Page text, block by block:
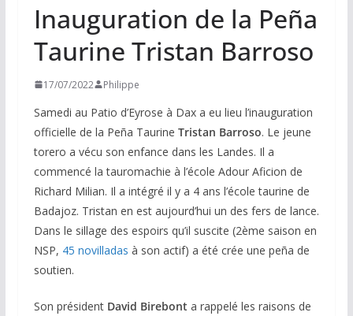
Inauguration de la Peña
Taurine Tristan Barroso
17/07/2022 Philippe
Samedi au Patio d’Eyrose à Dax a eu lieu l’inauguration
officielle de la Peña Taurine Tristan Barroso. Le jeune
torero a vécu son enfance dans les Landes. Il a
commencé la tauromachie à l’école Adour Aficion de
Richard Milian. Il a intégré il y a 4 ans l’école taurine de
Badajoz. Tristan en est aujourd’hui un des fers de lance.
Dans le sillage des espoirs qu’il suscite (2ème saison en
NSP, 45 novilladas à son actif) a été crée une peña de
soutien.
Son président David Birebont a rappelé les raisons de